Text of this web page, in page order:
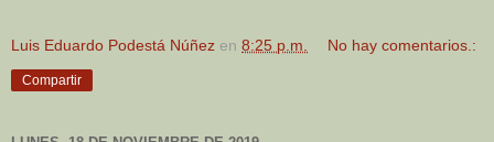
Luis Eduardo Podestá Núñez en 8:25 p.m. No hay comentarios.:
Compartir